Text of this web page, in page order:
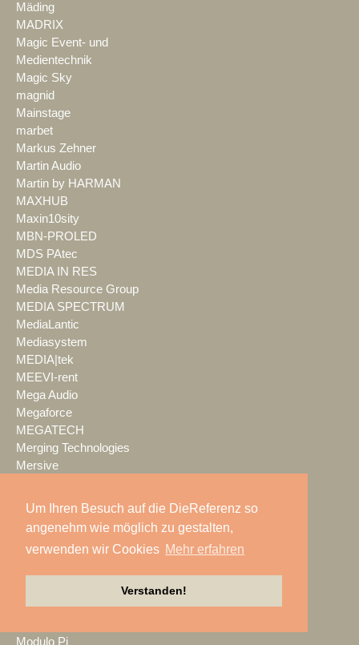
Um Ihren Besuch auf die DieReferenz so
angenehm wie möglich zu gestalten,
verwenden wir Cookies Mehr erfahren
Verstanden!
Mäding
MADRIX
Magic Event- und
Medientechnik
Magic Sky
magnid
Mainstage
marbet
Markus Zehner
Martin Audio
Martin by HARMAN
MAXHUB
Maxin10sity
MBN-PROLED
MDS PAtec
MEDIA IN RES
Media Resource Group
MEDIA SPECTRUM
MediaLantic
Mediasystem
MEDIA|tek
MEEVI-rent
Mega Audio
Megaforce
MEGATECH
Merging Technologies
Mersive
Miet-pa
Ministry of Light
MisterMaster
MKM Event Show Technik
MLS magic light+sound
Modulo Pi